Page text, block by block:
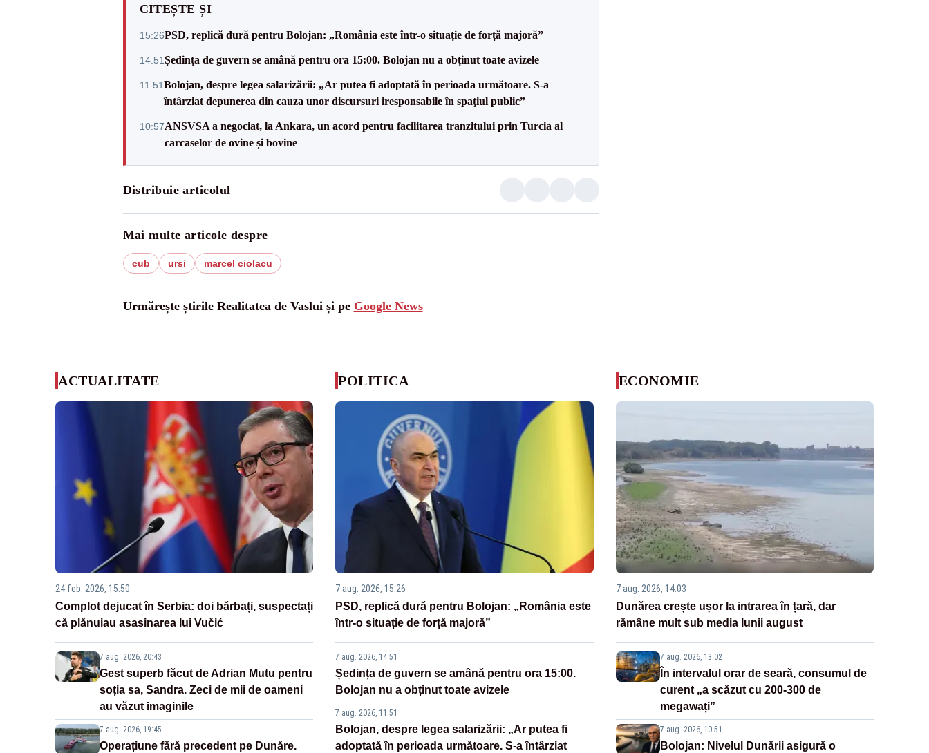
CITEȘTE ȘI
15:26PSD, replică dură pentru Bolojan: „România este într-o situație de forță majoră”
14:51Ședința de guvern se amână pentru ora 15:00. Bolojan nu a obținut toate avizele
11:51Bolojan, despre legea salarizării: „Ar putea fi adoptată în perioada următoare. S-a
întârziat depunerea din cauza unor discursuri iresponsabile în spaţiul public”
10:57ANSVSA a negociat, la Ankara, un acord pentru facilitarea tranzitului prin Turcia al
carcaselor de ovine și bovine
Distribuie articolul
Mai multe articole despre
cub ursi marcel ciolacu
Urmărește știrile Realitatea de Vaslui și pe Google News
ACTUALITATE
24 feb. 2026, 15:50
Complot dejucat în Serbia: doi bărbați, suspectați
că plănuiau asasinarea lui Vučić
7 aug. 2026, 20:43
Gest superb făcut de Adrian Mutu pentru
soția sa, Sandra. Zeci de mii de oameni
au văzut imaginile
7 aug. 2026, 19:45
Operațiune fără precedent pe Dunăre.
POLITICA
7 aug. 2026, 15:26
PSD, replică dură pentru Bolojan: „România este
într-o situație de forță majoră”
7 aug. 2026, 14:51
Ședința de guvern se amână pentru ora 15:00.
Bolojan nu a obținut toate avizele
7 aug. 2026, 11:51
Bolojan, despre legea salarizării: „Ar putea fi
adoptată în perioada următoare. S-a întârziat
ECONOMIE
7 aug. 2026, 14:03
Dunărea crește ușor la intrarea în țară, dar
rămâne mult sub media lunii august
7 aug. 2026, 13:02
În intervalul orar de seară, consumul de
curent „a scăzut cu 200-300 de
megawați”
7 aug. 2026, 10:51
Bolojan: Nivelul Dunării asigură o